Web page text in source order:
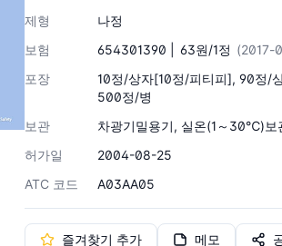
제형
나정
보험
654301390 | 63원/1정 (2017-
포장
10정/상자[10정/피티피], 90정/
500정/병
보관
차광기밀용기, 실온(1～30℃)보
허가일
2004-08-25
ATC 코드
A03AA05
즐겨찾기 추가 메모